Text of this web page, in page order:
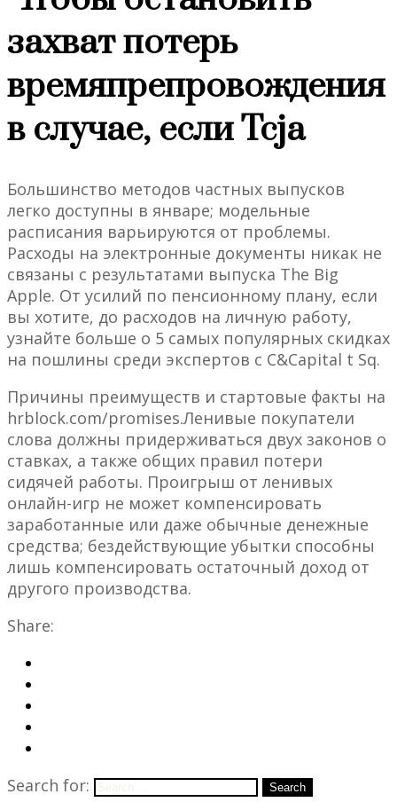
захват потерь
времяпрепровождения
в случае, если Tcja
Большинство методов частных выпусков
легко доступны в январе; модельные
расписания варьируются от проблемы.
Расходы на электронные документы никак не
связаны с результатами выпуска The Big
Apple. От усилий по пенсионному плану, если
вы хотите, до расходов на личную работу,
узнайте больше о 5 самых популярных скидках
на пошлины среди экспертов с C&Capital t Sq.
Причины преимуществ и стартовые факты на
hrblock.com/promises.Ленивые покупатели
слова должны придерживаться двух законов о
ставках, а также общих правил потери
сидячей работы. Проигрыш от ленивых
онлайн-игр не может компенсировать
заработанные или даже обычные денежные
средства; бездействующие убытки способны
лишь компенсировать остаточный доход от
другого производства.
Share:
Search for: Search